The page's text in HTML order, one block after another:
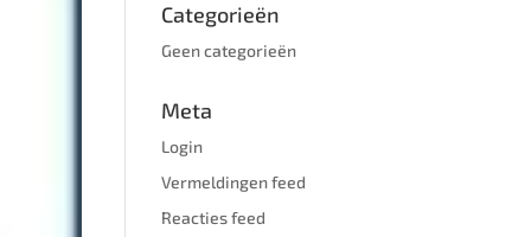
Categorieën
Geen categorieën
Meta
Login
Vermeldingen feed
Reacties feed